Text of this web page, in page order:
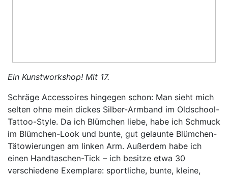
Ein Kunstworkshop! Mit 17.
Schräge Accessoires hingegen schon: Man sieht mich
selten ohne mein dickes Silber-Armband im Oldschool-
Tattoo-Style. Da ich Blümchen liebe, habe ich Schmuck
im Blümchen-Look und bunte, gut gelaunte Blümchen-
Tätowierungen am linken Arm. Außerdem habe ich
einen Handtaschen-Tick – ich besitze etwa 30
verschiedene Exemplare: sportliche, bunte, kleine,